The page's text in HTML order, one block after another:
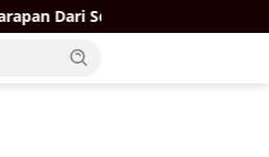
Dari Sejumlah Pengurus DPP